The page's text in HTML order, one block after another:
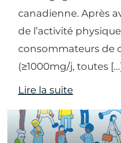
canadienne. Après
de l’activité
consommateurs de
(≥1000mg/j, toutes
Lire la suite